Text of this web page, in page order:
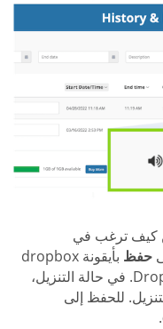
كيف ترغب في
حفظ
بأيقونة dropbox
للمشاركة واحفظ هذا الملف على Dropbox. في حالة التنزيل،
للحفظ إلى
.